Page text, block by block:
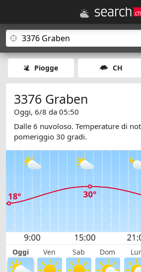
Piogge CH
3376 Graben
Oggi, 6/8 da 05:50
Dalle 6 nuvoloso. Temperature di
pomeriggio 30 gradi.
Oggi Ven Sab Dom